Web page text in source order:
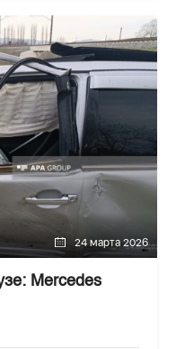
24 марта 2026
Mercedes